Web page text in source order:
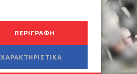
ΠΕΡΙΓΡΑΦΉ
ΧΑΡΑΚΤΗΡΙΣΤΙΚΆ